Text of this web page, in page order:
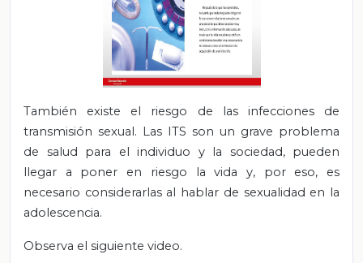
También existe el riesgo de las infecciones de
transmisión sexual. Las ITS son un grave problema
de salud para el individuo y la sociedad, pueden
llegar a poner en riesgo la vida y, por eso, es
necesario considerarlas al hablar de sexualidad en la
adolescencia.
Observa el siguiente video.